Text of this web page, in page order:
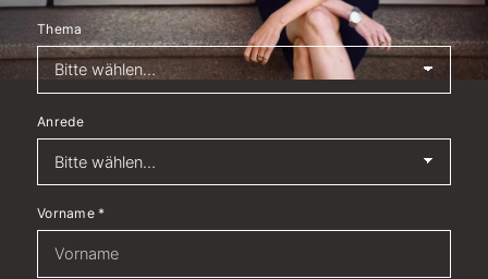
Thema
Anrede
Vorname*